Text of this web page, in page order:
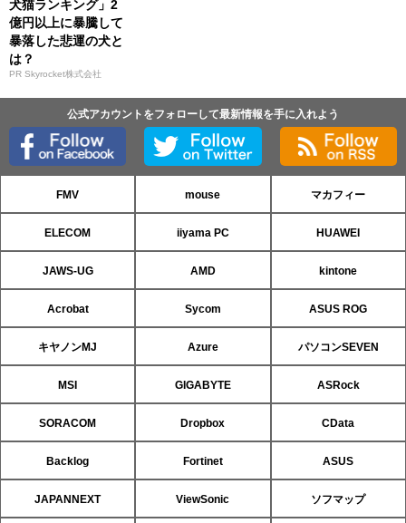
犬猫ランキング」2
億円以上に暴騰して
暴落した悲運の犬と
は？
PR Skyrocket株式会社
公式アカウントをフォローして最新情報を手に入れよう
FMV mouse マカフィー
ELECOM iiyama PC HUAWEI
JAWS-UG AMD kintone
Acrobat Sycom ASUS ROG
キヤノンMJ Azure パソコンSEVEN
MSI GIGABYTE ASRock
SORACOM Dropbox CData
Backlog Fortinet ASUS
JAPANNEXT ViewSonic ソフマップ